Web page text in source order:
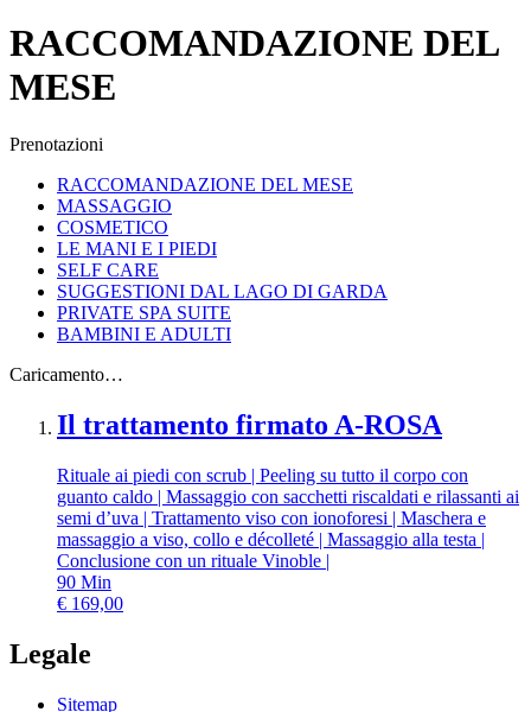
RACCOMANDAZIONE DEL
MESE
Prenotazioni
RACCOMANDAZIONE DEL MESE
MASSAGGIO
COSMETICO
LE MANI E I PIEDI
SELF CARE
SUGGESTIONI DAL LAGO DI GARDA
PRIVATE SPA SUITE
BAMBINI E ADULTI
Caricamento…
Il trattamento firmato A-ROSA
Rituale ai piedi con scrub | Peeling su tutto il corpo con
guanto caldo | Massaggio con sacchetti riscaldati e rilassanti ai
semi d’uva | Trattamento viso con ionoforesi | Maschera e
massaggio a viso, collo e décolleté | Massaggio alla testa |
Conclusione con un rituale Vinoble |
90 Min
€ 169,00
Legale
Sitemap